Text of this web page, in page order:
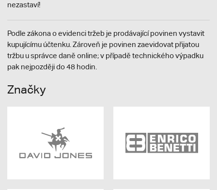
nezastaví!
Podle zákona o evidenci tržeb je prodávající povinen vystavit
kupujícímu účtenku. Zároveň je povinen zaevidovat přijatou
tržbu u správce daně online; v případě technického výpadku
pak nejpozději do 48 hodin.
Značky